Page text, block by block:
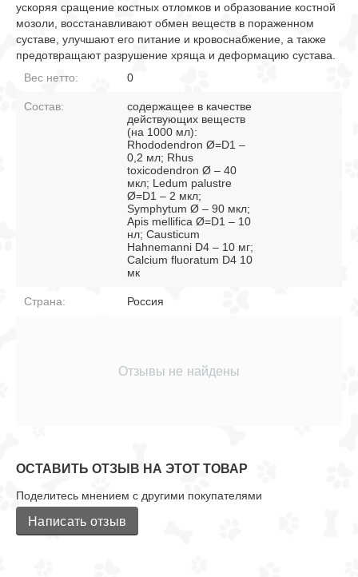
ускоряя сращение костных отломков и образование костной
мозоли, восстанавливают обмен веществ в пораженном
суставе, улучшают его питание и кровоснабжение, а также
предотвращают разрушение хряща и деформацию сустава.
Вес нетто:
0
Состав:
содержащее в качестве
действующих веществ
(на 1000 мл):
Rhododendron Ø=D1 –
0,2 мл; Rhus
toxicodendron Ø – 40
мкл; Ledum palustre
Ø=D1 – 2 мкл;
Symphytum Ø – 90 мкл;
Apis mellifica Ø=D1 – 10
нл; Causticum
Hahnemanni D4 – 10 мг;
Calcium fluoratum D4 10
мк
Страна: Россия
Отзывы не найдены
ОСТАВИТЬ ОТЗЫВ НА ЭТОТ ТОВАР
Поделитесь мнением с другими покупателями
Написать отзыв